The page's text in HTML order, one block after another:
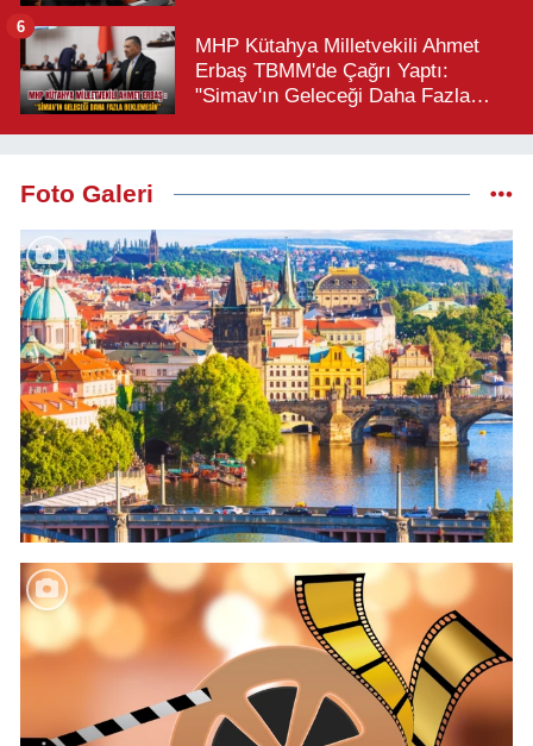
MHP Kütahya Milletvekili Ahmet
Erbaş TBMM'de Çağrı Yaptı:
"Simav'ın Geleceği Daha Fazla
6
Foto Galeri